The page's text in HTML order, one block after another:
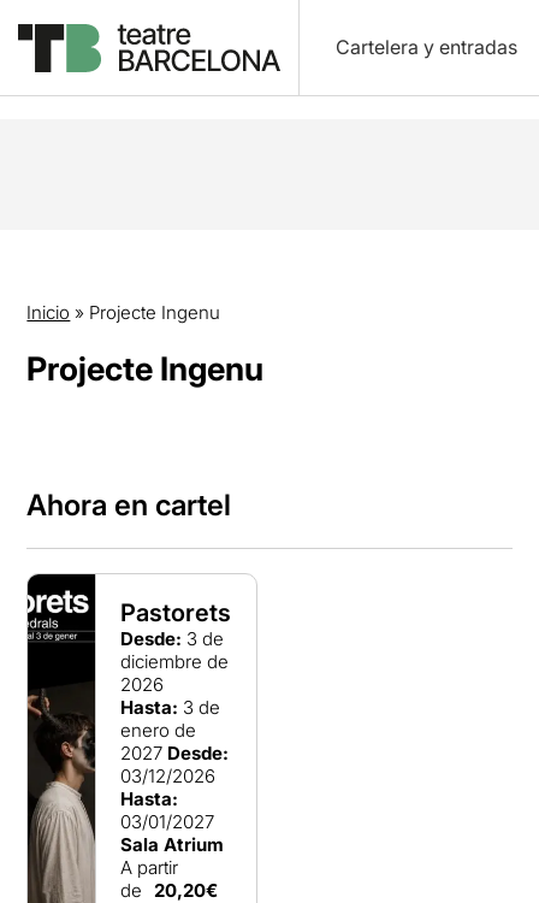
Cartelera y entradas
Inicio » Projecte Ingenu
Projecte Ingenu
Ahora en cartel
Pastorets
Desde: 3 de
diciembre de
2026
Hasta: 3 de
enero de
2027 Desde:
03/12/2026
Hasta:
03/01/2027
Sala Atrium
A partir
de 20,20€